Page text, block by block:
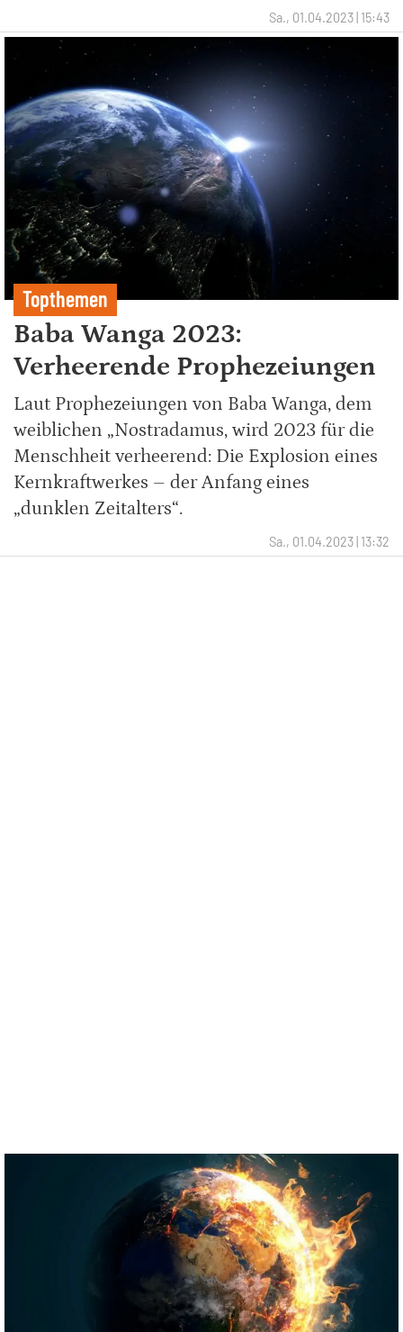
Sa., 01.04.2023 | 15:43
Topthemen
Baba Wanga 2023:
Verheerende Prophezeiungen
Laut Prophezeiungen von Baba Wanga, dem
weiblichen „Nostradamus, wird 2023 für die
Menschheit verheerend: Die Explosion eines
Kernkraftwerkes – der Anfang eines
„dunklen Zeitalters“.
Sa., 01.04.2023 | 13:32